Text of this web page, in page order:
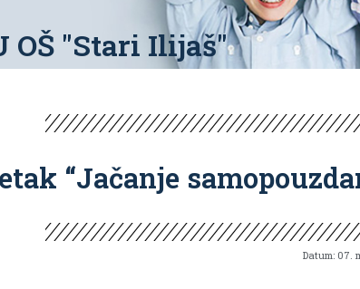
OŠ "Stari Ilijaš"
“Jačanje
Datum: 07.